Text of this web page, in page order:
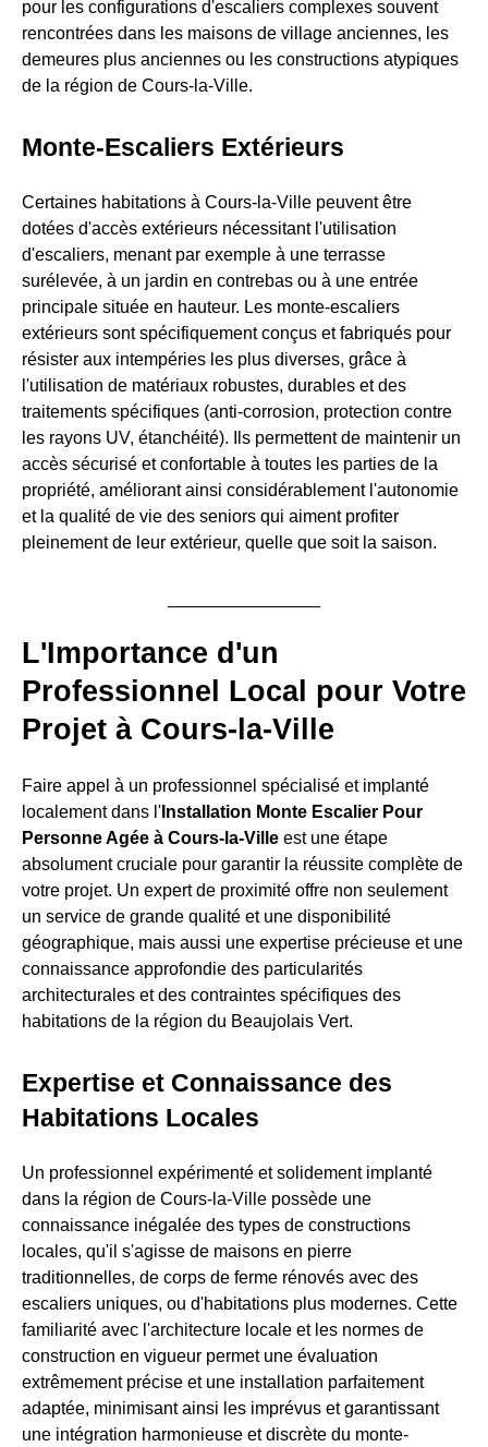
pour les configurations d'escaliers complexes souvent
rencontrées dans les maisons de village anciennes, les
demeures plus anciennes ou les constructions atypiques
de la région de Cours-la-Ville.
Monte-Escaliers Extérieurs
Certaines habitations à Cours-la-Ville peuvent être
dotées d'accès extérieurs nécessitant l'utilisation
d'escaliers, menant par exemple à une terrasse
surélevée, à un jardin en contrebas ou à une entrée
principale située en hauteur. Les monte-escaliers
extérieurs sont spécifiquement conçus et fabriqués pour
résister aux intempéries les plus diverses, grâce à
l'utilisation de matériaux robustes, durables et des
traitements spécifiques (anti-corrosion, protection contre
les rayons UV, étanchéité). Ils permettent de maintenir un
accès sécurisé et confortable à toutes les parties de la
propriété, améliorant ainsi considérablement l'autonomie
et la qualité de vie des seniors qui aiment profiter
pleinement de leur extérieur, quelle que soit la saison.
L'Importance d'un
Professionnel Local pour Votre
Projet à Cours-la-Ville
Faire appel à un professionnel spécialisé et implanté
localement dans l' Installation Monte Escalier Pour
Personne Agée à Cours-la-Ville est une étape
absolument cruciale pour garantir la réussite complète de
votre projet. Un expert de proximité offre non seulement
un service de grande qualité et une disponibilité
géographique, mais aussi une expertise précieuse et une
connaissance approfondie des particularités
architecturales et des contraintes spécifiques des
habitations de la région du Beaujolais Vert.
Expertise et Connaissance des
Habitations Locales
Un professionnel expérimenté et solidement implanté
dans la région de Cours-la-Ville possède une
connaissance inégalée des types de constructions
locales, qu'il s'agisse de maisons en pierre
traditionnelles, de corps de ferme rénovés avec des
escaliers uniques, ou d'habitations plus modernes. Cette
familiarité avec l'architecture locale et les normes de
construction en vigueur permet une évaluation
extrêmement précise et une installation parfaitement
adaptée, minimisant ainsi les imprévus et garantissant
une intégration harmonieuse et discrète du monte-